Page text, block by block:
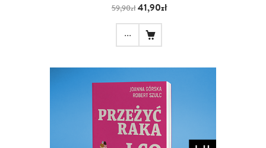
59,90zł41,90zł
...